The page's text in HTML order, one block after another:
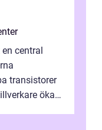
central
transistorer
öka